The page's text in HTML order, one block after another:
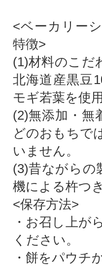
<ベーカリー
特徴>
(1)材料のこだ
北海道産黒豆
モギ若葉を使用
(2)無添加・無
どのおもちで
いません。
(3)昔ながらの
機による杵つ
<保存方法>
・お召し上が
ください。
・餅をパウチ